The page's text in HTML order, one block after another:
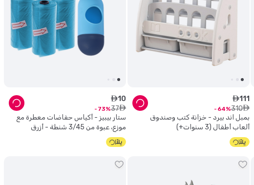
بمبل اند بيرد - خزانة كتب وصندوق
ألعاب أطفال (3 سنوات+)
ê111
ê
310
64
ستار بيبيز - أكياس حفاضات معطرة مع
موزع، عبوة من 3/45 شنطة - أزرق
ê10
ê
37
73